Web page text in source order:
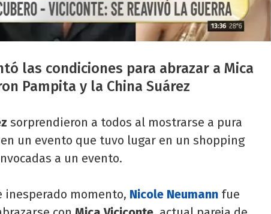
las condiciones para abrazar a Mica
Pampita y la China Suárez
sorprendieron a todos al mostrarse a pura
un evento que tuvo lugar en un shopping
a un evento.
inesperado momento, Nicole Neumann fue